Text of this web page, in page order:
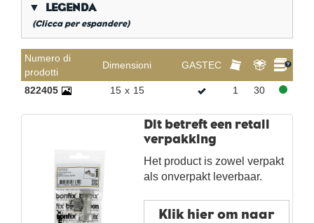
▼ LEGENDA
(Clicca per espandere)
*
Filettatura a gas conica
**
KVBG
De Koninklijke Vereniging van Belgische
Stagno
cromo lucido
Per sacchetto
Numero di
prodotti
Dimensioni GASTEC
822405 15 x 15 1 30
Dit betreft een retail
verpakking
Het product is zowel verpakt
als onverpakt leverbaar.
Klik hier om naar